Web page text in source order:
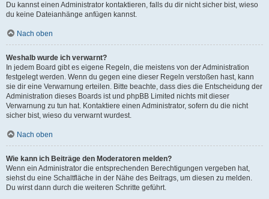
Du kannst einen Administrator kontaktieren, falls du dir nicht sicher bist, wieso
du keine Dateianhänge anfügen kannst.
Nach oben
Weshalb wurde ich verwarnt?
In jedem Board gibt es eigene Regeln, die meistens von der Administration
festgelegt werden. Wenn du gegen eine dieser Regeln verstoßen hast, kann
sie dir eine Verwarnung erteilen. Bitte beachte, dass dies die Entscheidung der
Administration dieses Boards ist und phpBB Limited nichts mit dieser
Verwarnung zu tun hat. Kontaktiere einen Administrator, sofern du die nicht
sicher bist, wieso du verwarnt wurdest.
Nach oben
Wie kann ich Beiträge den Moderatoren melden?
Wenn ein Administrator die entsprechenden Berechtigungen vergeben hat,
siehst du eine Schaltfläche in der Nähe des Beitrags, um diesen zu melden.
Du wirst dann durch die weiteren Schritte geführt.